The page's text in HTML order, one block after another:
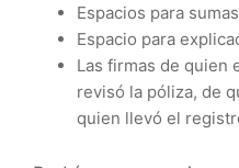
Espacios para
Espacio para
Las firmas de quien
revisó la póliza, de
quien llevó el